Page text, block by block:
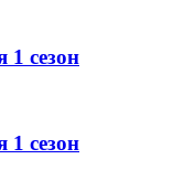
1 сезон
1 сезон